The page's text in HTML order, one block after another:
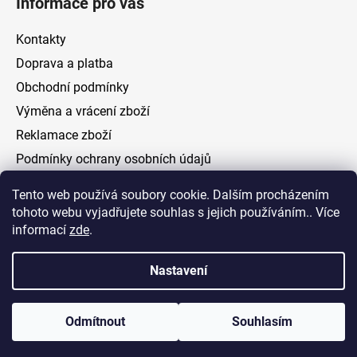
Tento web používá soubory cookie. Dalším procházením
tohoto webu vyjadřujete souhlas s jejich používáním.. Více
informací zde.
Nastavení
Odmítnout Souhlasím
Kontakty
Doprava a platba
Obchodní podmínky
Výměna a vrácení zboží
Reklamace zboží
Podmínky ochrany osobních údajů
Facebook
Vytvořil Shoptet
Copyright 2026ELOAS.cz
. Všechna práva vyhrazena.
Upravit nastavení cookies